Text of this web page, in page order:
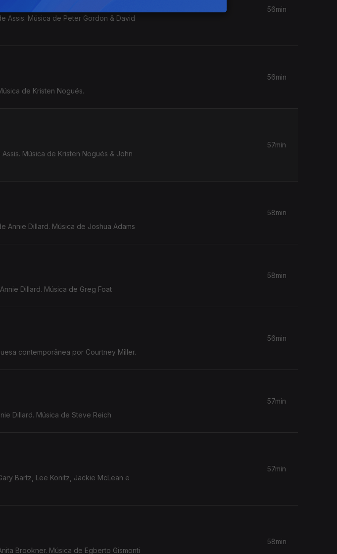
Assis. Música de Peter Gordon & David
56min
de Kristen Nogués.
56min
Música de Kristen Nogués & John
57min
Annie Dillard. Música de Joshua Adams
58min
Dillard. Música de Greg Foat
58min
contemporânea por Courtney Miller.
56min
Dillard. Música de Steve Reich
57min
Bartz, Lee Konitz, Jackie McLean e
57min
Brookner. Música de Egberto Gismonti
58min